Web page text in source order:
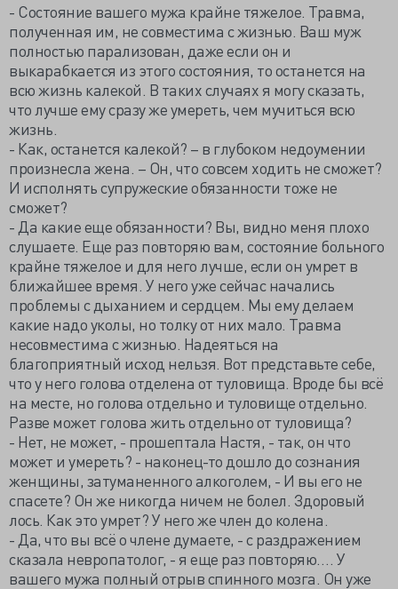
- Состояние вашего мужа крайне тяжелое. Травма,
полученная им, не совместима с жизнью. Ваш муж
полностью парализован, даже если он и
выкарабкается из этого состояния, то останется на
всю жизнь калекой. В таких случаях я могу сказать,
что лучше ему сразу же умереть, чем мучиться всю
жизнь.
- Как, останется калекой? – в глубоком недоумении
произнесла жена. – Он, что совсем ходить не сможет?
И исполнять супружеские обязанности тоже не
сможет?
- Да какие еще обязанности? Вы, видно меня плохо
слушаете. Еще раз повторяю вам, состояние больного
крайне тяжелое и для него лучше, если он умрет в
ближайшее время. У него уже сейчас начались
проблемы с дыханием и сердцем. Мы ему делаем
какие надо уколы, но толку от них мало. Травма
несовместима с жизнью. Надеяться на
благоприятный исход нельзя. Вот представьте себе,
что у него голова отделена от туловища. Вроде бы всё
на месте, но голова отдельно и туловище отдельно.
Разве может голова жить отдельно от туловища?
- Нет, не может, - прошептала Настя, - так, он что
может и умереть? - наконец-то дошло до сознания
женщины, затуманенного алкоголем, - И вы его не
спасете? Он же никогда ничем не болел. Здоровый
лось. Как это умрет? У него же член до колена.
- Да, что вы всё о члене думаете, - с раздражением
сказала невропатолог, - я еще раз повторяю…. У
вашего мужа полный отрыв спинного мозга. Он уже